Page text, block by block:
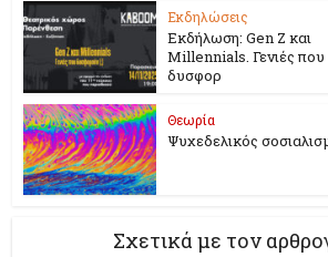
Εκδηλώσεις
Εκδήλωση: Gen Z και
Millennials. Γενιές που
δυσφορ
Θεωρία
Ψυχεδελικός
Σχετικά με τον